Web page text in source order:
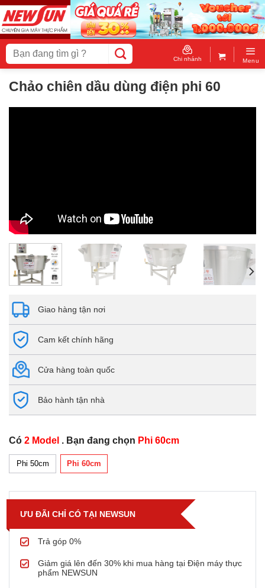
Skip
to
content
Tìm
kiếm:
Chi nhánh Menu
Chảo chiên dầu dùng điện phi 60
Giao hàng tận nơi
Cam kết chính hãng
Cửa hàng toàn quốc
Bảo hành tận nhà
Có 2 Model . Bạn đang chọn Phi 60cm
Phi 50cm Phi 60cm
ƯU ĐÃI CHỈ CÓ TẠI NEWSUN
Trả góp 0%
Giảm giá lên đến 30% khi mua hàng tại Điện máy thực
phẩm NEWSUN